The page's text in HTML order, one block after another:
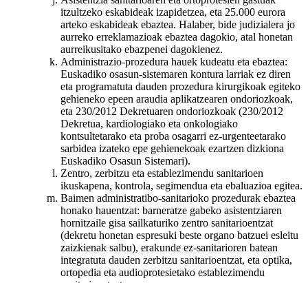
itzultzeko eskabideak izapidetzea, eta 25.000 eurora
arteko eskabideak ebaztea. Halaber, bide judizialera jo
aurreko erreklamazioak ebaztea dagokio, atal honetan
aurreikusitako ebazpenei dagokienez.
Administrazio-prozedura hauek kudeatu eta ebaztea:
Euskadiko osasun-sistemaren kontura larriak ez diren
eta programatuta dauden prozedura kirurgikoak egiteko
gehieneko epeen araudia aplikatzearen ondoriozkoak,
eta 230/2012 Dekretuaren ondoriozkoak (230/2012
Dekretua, kardiologiako eta onkologiako
kontsultetarako eta proba osagarri ez-urgenteetarako
sarbidea izateko epe gehienekoak ezartzen dizkiona
Euskadiko Osasun Sistemari).
Zentro, zerbitzu eta establezimendu sanitarioen
ikuskapena, kontrola, segimendua eta ebaluazioa egitea.
Baimen administratibo-sanitarioko prozedurak ebaztea
honako hauentzat: barneratze gabeko asistentziaren
hornitzaile gisa sailkaturiko zentro sanitarioentzat
(dekretu honetan espresuki beste organo batzuei esleitu
zaizkienak salbu), erakunde ez-sanitarioren batean
integratuta dauden zerbitzu sanitarioentzat, eta optika,
ortopedia eta audioprotesietako establezimendu